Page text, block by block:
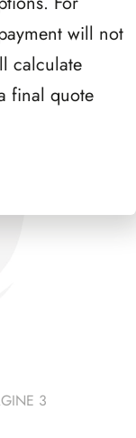
3
will not
calculate
final quote